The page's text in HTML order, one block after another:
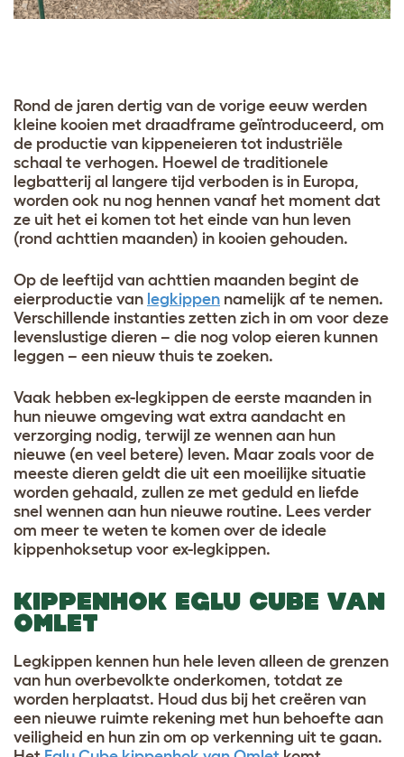
Rond de jaren dertig van de vorige eeuw werden
kleine kooien met draadframe geïntroduceerd, om
de productie van kippeneieren tot industriële
schaal te verhogen. Hoewel de traditionele
legbatterij al langere tijd verboden is in Europa,
worden ook nu nog hennen vanaf het moment dat
ze uit het ei komen tot het einde van hun leven
(rond achttien maanden) in kooien gehouden.
Op de leeftijd van achttien maanden begint de
eierproductie van legkippen namelijk af te nemen.
Verschillende instanties zetten zich in om voor deze
levenslustige dieren – die nog volop eieren kunnen
leggen – een nieuw thuis te zoeken.
Vaak hebben ex-legkippen de eerste maanden in
hun nieuwe omgeving wat extra aandacht en
verzorging nodig, terwijl ze wennen aan hun
nieuwe (en veel betere) leven. Maar zoals voor de
meeste dieren geldt die uit een moeilijke situatie
worden gehaald, zullen ze met geduld en liefde
snel wennen aan hun nieuwe routine. Lees verder
om meer te weten te komen over de ideale
kippenhoksetup voor ex-legkippen.
KIPPENHOK EGLU CUBE VAN
OMLET
Legkippen kennen hun hele leven alleen de grenzen
van hun overbevolkte onderkomen, totdat ze
worden herplaatst. Houd dus bij het creëren van
een nieuwe ruimte rekening met hun behoefte aan
veiligheid en hun zin om op verkenning uit te gaan.